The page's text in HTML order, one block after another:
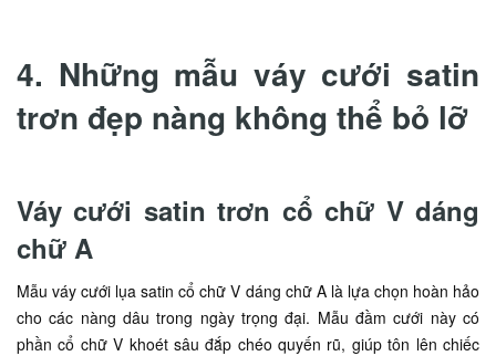
4. Những mẫu váy cưới satin
trơn đẹp nàng không thể bỏ lỡ
Váy cưới satin trơn cổ chữ V dáng
chữ A
Mẫu váy cưới lụa satin cổ chữ V dáng chữ A là lựa chọn hoàn hảo
cho các nàng dâu trong ngày trọng đại. Mẫu đầm cưới này có
phần cổ chữ V khoét sâu đắp chéo quyến rũ, giúp tôn lên chiếc